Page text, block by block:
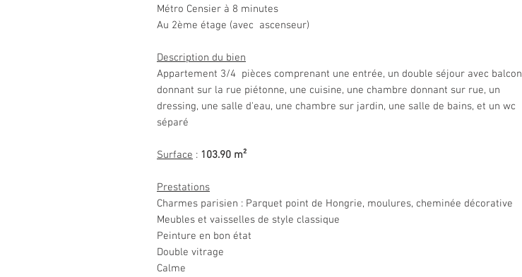
Métro Censier à 8 minutes
Au 2ème étage (avec ascenseur)
Description du bien
Appartement 3/4 pièces comprenant une entrée, un double séjour avec balcon
donnant sur la rue piétonne, une cuisine, une chambre donnant sur rue, un
dressing, une salle d'eau, une chambre sur jardin, une salle de bains, et un wc
séparé
Surface : 103.90 m²
Prestations
Charmes parisien : Parquet point de Hongrie, moulures, cheminée décorative
Meubles et vaisselles de style classique
Peinture en bon état
Double vitrage
Calme